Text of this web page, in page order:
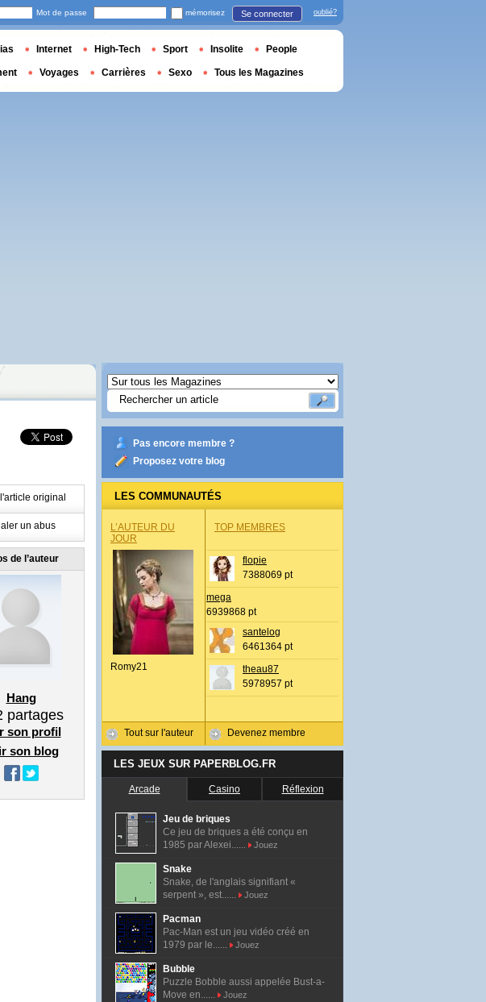
original
un abus
de l’auteur
Hang
partages
son profil
son blog
Pas encore membre ?
Proposez votre blog
LES COMMUNAUTÉS
L’AUTEUR DU
JOUR
Romy21
Tout sur l'auteur
TOP MEMBRES
flopie
7388069 pt
mega
6939868 pt
santelog
6461364 pt
theau87
5978957 pt
Devenez membre
LES JEUX SUR PAPERBLOG.FR
Arcade Casino Réflexion
Jeu de briques
Ce jeu de briques a été conçu en
1985 par Alexei......
Jouez
Snake
Snake, de l'anglais signifiant «
serpent », est......
Jouez
Pacman
Pac-Man est un jeu vidéo créé en
1979 par le......
Jouez
Bubble
Puzzle Bobble aussi appelée Bust-a-
Move en......
Jouez
Mot de passe mémorisez Se connecter oublié?
Internet High-Tech Sport Insolite People
Voyages Carrières Sexo Tous les Magazines